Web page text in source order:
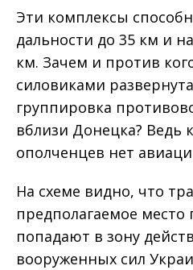
Эти комплексы
дальности до 35 км и
км. Зачем и против
силовиками
группировка
вблизи Донецка? Ведь
ополченцев нет
На схеме видно, что
предполагаемое
попадают в зону
вооруженных сил